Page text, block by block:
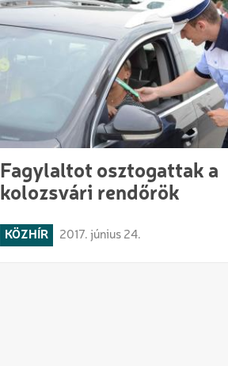
Fagylaltot osztogattak a
kolozsvári rendőrök
KÖZHÍR 2017. június 24.